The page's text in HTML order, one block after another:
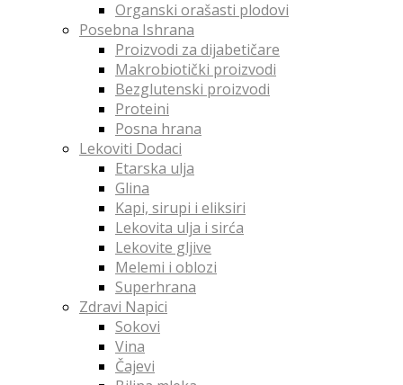
Organski orašasti plodovi
Posebna Ishrana
Proizvodi za dijabetičare
Makrobiotički proizvodi
Bezglutenski proizvodi
Proteini
Posna hrana
Lekoviti Dodaci
Etarska ulja
Glina
Kapi, sirupi i eliksiri
Lekovita ulja i sirća
Lekovite gljive
Melemi i oblozi
Superhrana
Zdravi Napici
Sokovi
Vina
Čajevi